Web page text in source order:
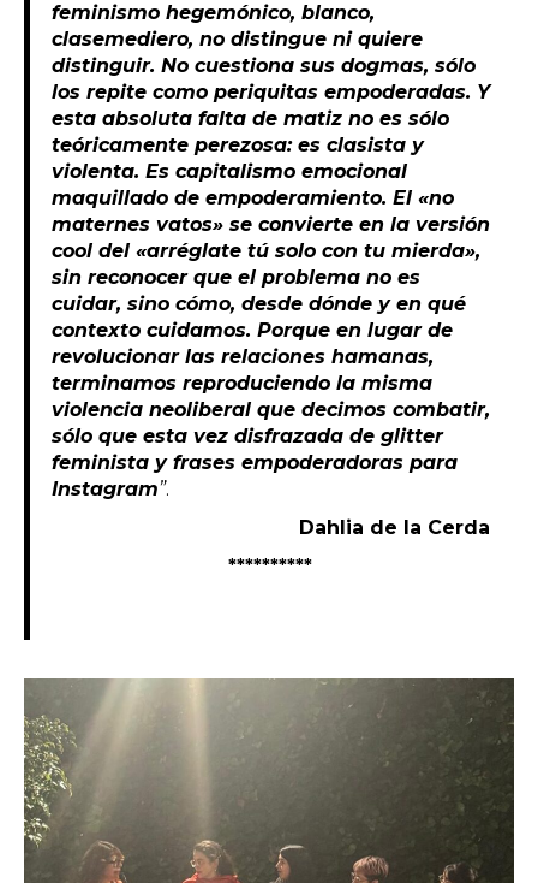
feminismo hegemónico, blanco,
clasemediero, no distingue ni quiere
distinguir. No cuestiona sus dogmas, sólo
los repite como periquitas empoderadas. Y
esta absoluta falta de matiz no es sólo
teóricamente perezosa: es clasista y
violenta. Es capitalismo emocional
maquillado de empoderamiento. El «no
maternes vatos» se convierte en la versión
cool del «arréglate tú solo con tu mierda»,
sin reconocer que el problema no es
cuidar, sino cómo, desde dónde y en qué
contexto cuidamos. Porque en lugar de
revolucionar las relaciones hamanas,
terminamos reproduciendo la misma
violencia neoliberal que decimos combatir,
sólo que esta vez disfrazada de glitter
feminista y frases empoderadoras para
Instagram”.
Dahlia de la Cerda
**********